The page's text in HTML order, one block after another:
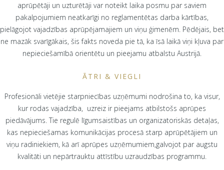
aprūpētāji un uzturētāji var noteikt laika posmu par saviem
pakalpojumiem neatkarīgi no reglamentētas darba kārtības,
pielāgojot vajadzības aprūpējamajiem un viņu ģimenēm. Pēdējais, bet
ne mazāk svarīgākais, šis fakts noveda pie tā, ka īsā laikā viņi kļuva par
nepieciešamībā orientētu un pieejamu atbalstu Austrijā.
ĀTRI & VIEGLI
Profesionāli vietējie starpniecības uzņēmumi nodrošina to, ka visur,
kur rodas vajadzība, uzreiz ir pieejams atbilstošs aprūpes
piedāvājums. Tie regulē līgumsaistības un organizatoriskās detaļas,
kas nepieciešamas komunikācijas procesā starp aprūpētājiem un
viņu radiniekiem, kā arī aprūpes uzņēmumiem,galvojot par augstu
kvalitāti un nepārtrauktu attīstību uzraudzības programmu.